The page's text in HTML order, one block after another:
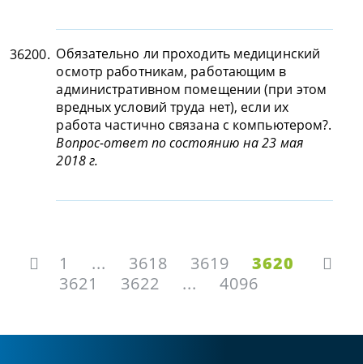
36200. Обязательно ли проходить медицинский
осмотр работникам, работающим в
административном помещении (при этом
вредных условий труда нет), если их
работа частично связана с компьютером?.
Вопрос-ответ по состоянию на 23 мая
2018 г.
1 ... 3618 3619
3620
3621
3622 ... 4096